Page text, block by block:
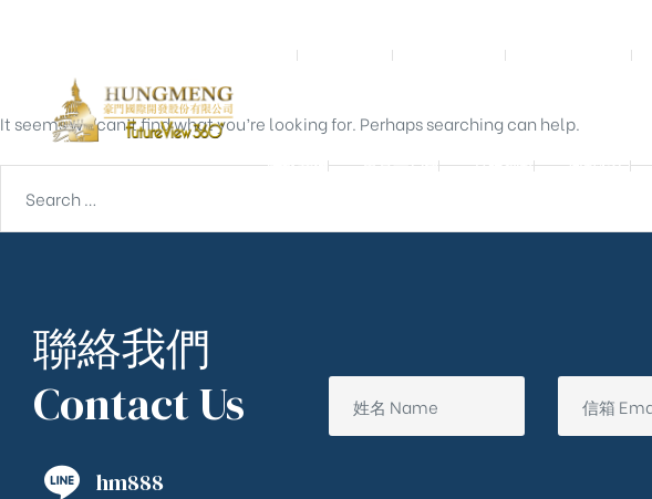
首頁 關於我們 影音實體投影
聯絡我們 東京一戶建 宮廷別墅 興墅12戶
Nothing Found
It seems we can’t find what you’re looking for. Perhaps searching can help.
聯絡我們
Contact Us
hm888